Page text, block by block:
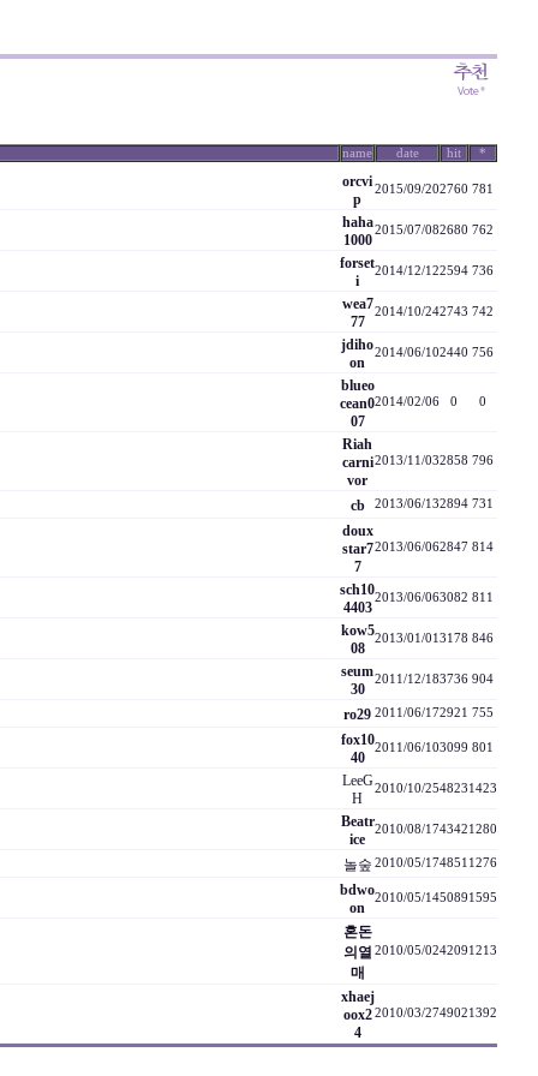
name date hit *
orcvi
p
2015/09/202760 781
haha
1000
2015/07/082680 762
forset
i
2014/12/122594 736
wea7
77
2014/10/242743 742
jdiho
on
2014/06/102440 756
blueo
cean0
07
2014/02/06 0 0
Riah
carni
vor
2013/11/032858 796
cb 2013/06/132894 731
doux
star7
7
2013/06/062847 814
sch10
4403
2013/06/063082 811
kow5
08
2013/01/01 3178 846
seum
30
2011/12/183736 904
ro29 2011/06/172921 755
fox10
40
2011/06/103099 801
LeeG
H
2010/10/2548231423
Beatr
ice
2010/08/1743421280
놀숲 2010/05/174851 1276
bdwo
on
2010/05/1450891595
혼돈
의열
매
2010/05/0242091213
xhaej
oox2
4
2010/03/2749021392